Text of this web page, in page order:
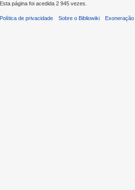
Esta página foi acedida 2 945 vezes.
Política de privacidade Sobre o Bibliowiki